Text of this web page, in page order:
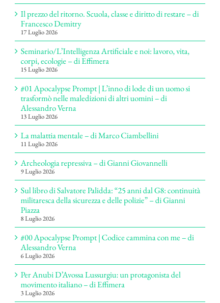
Il prezzo del ritorno. Scuola, classe e diritto di restare – di
Francesco Demitry
17 Luglio 2026
Seminario/L’Intelligenza Artificiale e noi: lavoro, vita,
corpi, ecologie – di Effimera
15 Luglio 2026
#01 Apocalypse Prompt | L’inno di lode di un uomo si
trasformò nelle maledizioni di altri uomini – di
Alessandro Verna
13 Luglio 2026
La malattia mentale – di Marco Ciambellini
11 Luglio 2026
Archeologia repressiva – di Gianni Giovannelli
9 Luglio 2026
Sul libro di Salvatore Palidda: “25 anni dal G8: continuità
militaresca della sicurezza e delle polizie” – di Gianni
Piazza
8 Luglio 2026
#00 Apocalypse Prompt | Codice cammina con me – di
Alessandro Verna
6 Luglio 2026
Per Anubi D’Avossa Lussurgiu: un protagonista del
movimento italiano – di Effimera
3 Luglio 2026